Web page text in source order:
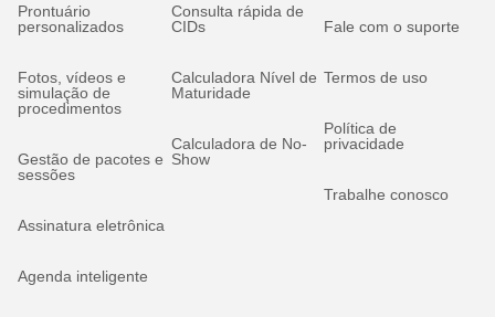
Prontuário
personalizados
Fotos, vídeos e
simulação de
procedimentos
Gestão de pacotes e
sessões
Assinatura eletrônica
Agenda inteligente
Consulta rápida de
CIDs
Calculadora Nível de
Maturidade
Calculadora de No-
Show
Fale com o suporte
Termos de uso
Política de
privacidade
Trabalhe conosco